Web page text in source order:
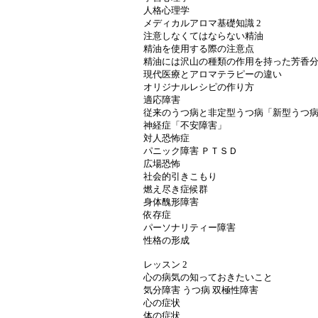
人格心理学
メディカルアロマ基礎知識 2
注意しなくてはならない精油
精油を使用する際の注意点
精油には沢山の種類の作用を持った芳香
現代医療とアロマテラピーの違い
オリジナルレシピの作り方
適応障害
従来のうつ病と非定型うつ病「新型うつ病
神経症「不安障害」
対人恐怖症
パニック障害 ＰＴＳＤ
広場恐怖
社会的引きこもり
燃え尽き症候群
身体醜形障害
依存症
パーソナリティー障害
性格の形成
レッスン 2
心の病気の知っておきたいこと
気分障害 うつ病 双極性障害
心の症状
体の症状